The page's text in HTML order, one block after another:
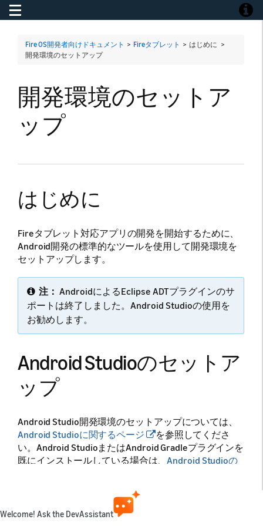
Toggle navigation
Fire OS開発者向けドキュメント > Fireタブレット > はじめに >
開発環境のセットアップ
開発環境のセットア
ップ
はじめに
Fireタブレット対応アプリの開発を開始するために、
Android開発の標準的なツールを使用して開発環境を
セットアップします。
注： AndroidによるEclipse ADTプラグインのサ
ポートは終了しました。Android Studioの使用を
お勧めします。
Android Studioのセットア
ップ
Android Studio開発環境のセットアップについては、
Android Studioに関するページ
を参照してくださ
い。Android StudioまたはAndroid Gradleプラグインを
既にインストールしている場合は、Android Studioの
Windows USBドライバー
Welcome! Ask the DevAssistant